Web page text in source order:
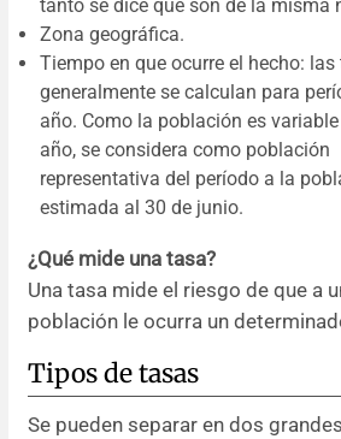
tanto se dice que son de la misma
Zona geográfica.
Tiempo en que ocurre el hecho: las
generalmente se calculan para
año. Como la población es variable
año, se considera como población
representativa del período a la
estimada al 30 de junio.
¿Qué mide una tasa?
Una tasa mide el riesgo de que a
población le ocurra un
Tipos de tasas
Se pueden separar en dos